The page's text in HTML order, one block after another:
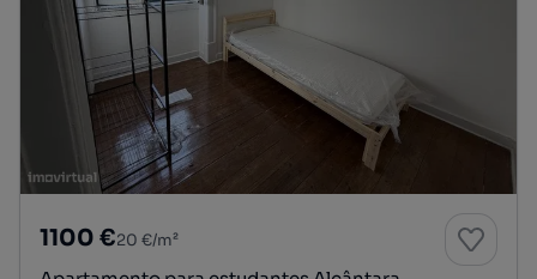
1100 €20 €/m²